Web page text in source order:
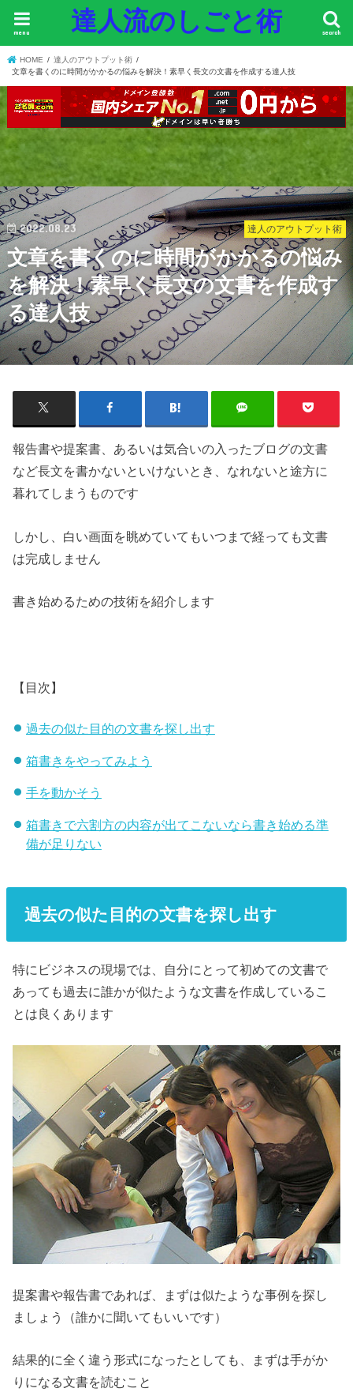
達人流のしごと術 search
menu
HOME
達人のアウトプット術
文章を書くのに時間がかかるの悩みを解決！素早く長文の文書を作成する達人技
達人のアウトプット術
2022.08.23
文章を書くのに時間がかかるの悩み
を解決！素早く長文の文書を作成す
る達人技
報告書や提案書、あるいは気合いの入ったブログの文書
など長文を書かないといけないとき、なれないと途方に
暮れてしまうものです
しかし、白い画面を眺めていてもいつまで経っても文書
は完成しません
書き始めるための技術を紹介します
【目次】
過去の似た目的の文書を探し出す
箱書きをやってみよう
手を動かそう
箱書きで六割方の内容が出てこないなら書き始める準
備が足りない
過去の似た目的の文書を探し出す
特にビジネスの現場では、自分にとって初めての文書で
あっても過去に誰かが似たような文書を作成しているこ
とは良くあります
提案書や報告書であれば、まずは似たような事例を探し
ましょう（誰かに聞いてもいいです）
結果的に全く違う形式になったとしても、まずは手がか
りになる文書を読むこと